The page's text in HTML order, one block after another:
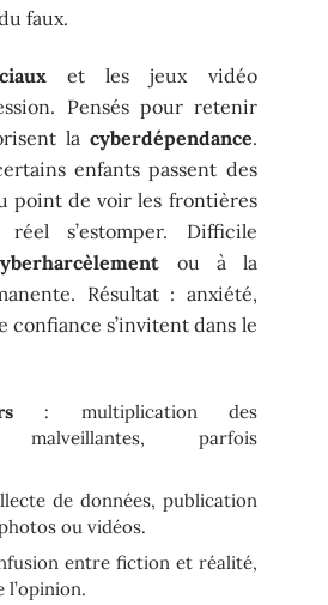
faux.
et les jeux vidéo
Pensés pour retenir
la cyberdépendance.
enfants passent des
point de voir les frontières
s’estomper. Difficile
ou à la
Résultat : anxiété,
confiance s’invitent dans le
: multiplication des
malveillantes, parfois
de données, publication
ou vidéos.
entre fiction et réalité,
l’opinion.